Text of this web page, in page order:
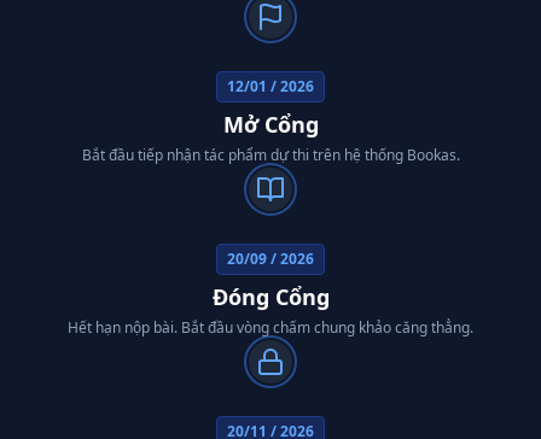
12/01 /2026
Mở Cổng
Bắt đầu tiếp nhận tác phẩm dự thi trên hệ thống Bookas.
20/09/2026
Đóng Cổng
Hết hạn nộp bài. Bắt đầu vòng chấm chung khảo căng thẳng.
20/11 /2026